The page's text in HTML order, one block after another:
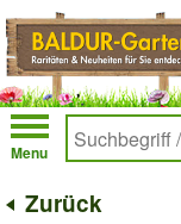
Menu
Zurück